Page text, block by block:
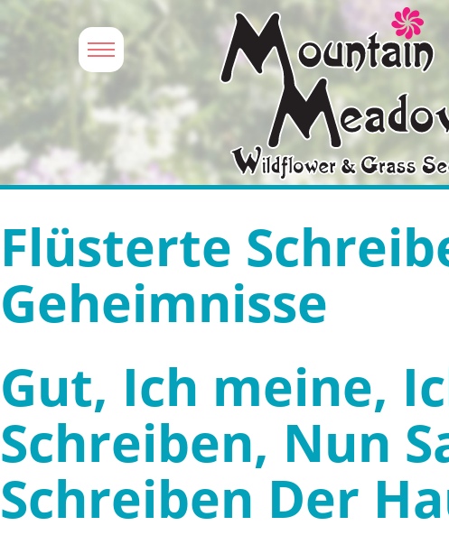
Flüsterte
Geheimnisse
Gut, Ich meine,
Schreiben, Nun
Schreiben Der